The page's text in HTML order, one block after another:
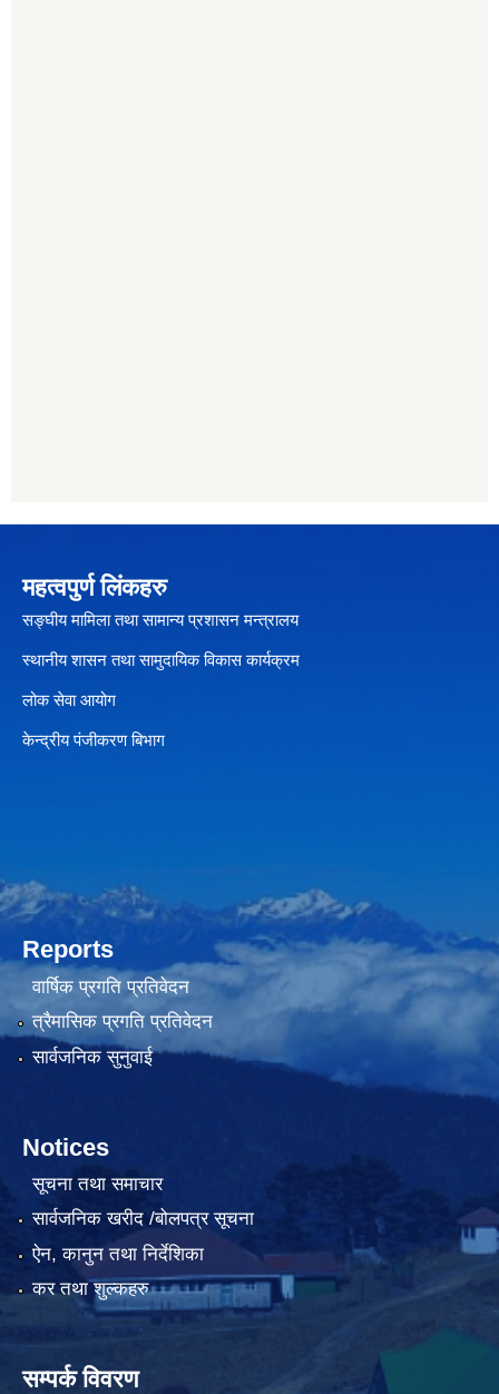
महत्वपुर्ण लिंकहरु
सङ्घीय मामिला तथा सामान्य प्रशासन मन्त्रालय
स्थानीय शासन तथा सामुदायिक विकास कार्यक्रम
लोक सेवा आयोग
केन्द्रीय पंजीकरण बिभाग
Reports
वार्षिक प्रगति प्रतिवेदन
त्रैमासिक प्रगति प्रतिवेदन
सार्वजनिक सुनुवाई
Notices
सूचना तथा समाचार
सार्वजनिक खरीद /बोलपत्र सूचना
ऐन, कानुन तथा निर्देशिका
कर तथा शुल्कहरु
सम्पर्क विवरण